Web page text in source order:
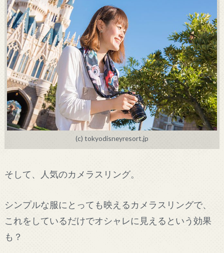
(c) tokyodisneyresort.jp
そして、人気のカメラスリング。
シンプルな服にとっても映えるカメラスリングで、
これをしているだけでオシャレに見えるという効果
も？